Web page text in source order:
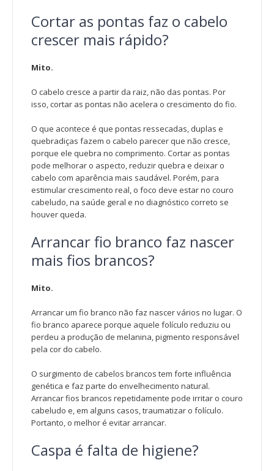
Cortar as pontas faz o cabelo
crescer mais rápido?
Mito.
O cabelo cresce a partir da raiz, não das pontas. Por
isso, cortar as pontas não acelera o crescimento do fio.
O que acontece é que pontas ressecadas, duplas e
quebradiças fazem o cabelo parecer que não cresce,
porque ele quebra no comprimento. Cortar as pontas
pode melhorar o aspecto, reduzir quebra e deixar o
cabelo com aparência mais saudável. Porém, para
estimular crescimento real, o foco deve estar no couro
cabeludo, na saúde geral e no diagnóstico correto se
houver queda.
Arrancar fio branco faz nascer
mais fios brancos?
Mito.
Arrancar um fio branco não faz nascer vários no lugar. O
fio branco aparece porque aquele folículo reduziu ou
perdeu a produção de melanina, pigmento responsável
pela cor do cabelo.
O surgimento de cabelos brancos tem forte influência
genética e faz parte do envelhecimento natural.
Arrancar fios brancos repetidamente pode irritar o couro
cabeludo e, em alguns casos, traumatizar o folículo.
Portanto, o melhor é evitar arrancar.
Caspa é falta de higiene?